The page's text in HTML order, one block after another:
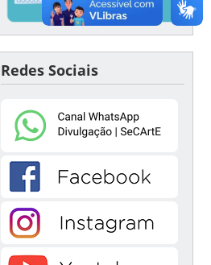
Redes Sociais